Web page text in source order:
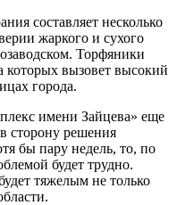
составляет несколько
жаркого и сухого
Торфяники
которых вызовет высокий
города.
имени Зайцева» еще
сторону решения
бы пару недель, то, по
будет трудно.
тяжелым не только